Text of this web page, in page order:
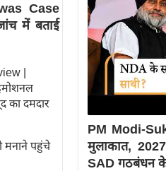
Case
में बताई
|
का दमदार
मनाने पहुंचे
PM Modi-
मुलाकात,
SAD गठबंधन